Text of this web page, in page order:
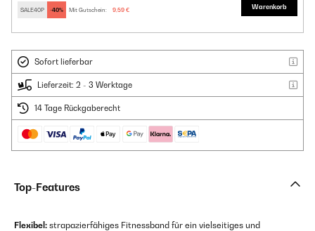
SALE40P -40% Mit Gutschein: 9,59 €
Warenkorb
Sofort lieferbar
Lieferzeit: 2 - 3 Werktage
14 Tage Rückgaberecht
Top-Features
Flexibel: strapazierfähiges Fitnessband für ein vielseitiges und